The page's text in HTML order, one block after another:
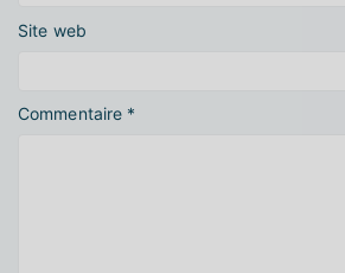
Commentaire *
Site web